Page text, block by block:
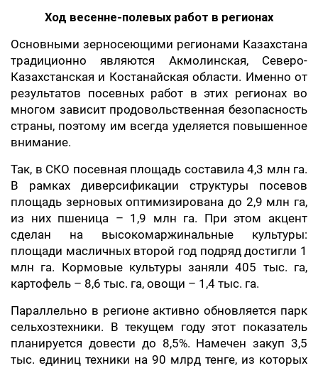
Ход весенне-полевых работ в регионах
Основными зерносеющими регионами Казахстана
традиционно являются Акмолинская, Северо-
Казахстанская и Костанайская области. Именно от
результатов посевных работ в этих регионах во
многом зависит продовольственная безопасность
страны, поэтому им всегда уделяется повышенное
внимание.
Так, в СКО посевная площадь составила 4,3 млн га.
В рамках диверсификации структуры посевов
площадь зерновых оптимизирована до 2,9 млн га,
из них пшеница – 1,9 млн га. При этом акцент
сделан на высокомаржинальные культуры:
площади масличных второй год подряд достигли 1
млн га. Кормовые культуры заняли 405 тыс. га,
картофель – 8,6 тыс. га, овощи – 1,4 тыс. га.
Параллельно в регионе активно обновляется парк
сельхозтехники. В текущем году этот показатель
планируется довести до 8,5%. Намечен закуп 3,5
тыс. единиц техники на 90 млрд тенге, из которых